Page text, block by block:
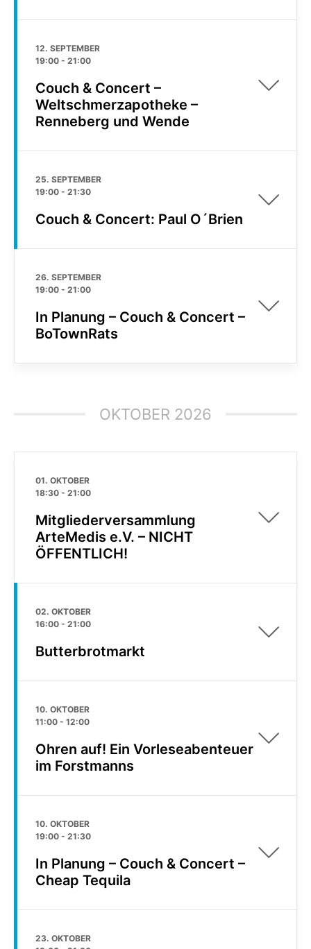
12. SEPTEMBER
19:00 - 21:00
Couch & Concert –
Weltschmerzapotheke –
Renneberg und Wende
25. SEPTEMBER
19:00 - 21:30
Couch & Concert: Paul O´Brien
26. SEPTEMBER
19:00 - 21:00
In Planung – Couch & Concert –
BoTownRats
OKTOBER 2026
01. OKTOBER
18:30 - 21:00
Mitgliederversammlung
ArteMedis e.V. – NICHT
ÖFFENTLICH!
02. OKTOBER
16:00 - 21:00
Butterbrotmarkt
10. OKTOBER
11:00 - 12:00
Ohren auf! Ein Vorleseabenteuer
im Forstmanns
10. OKTOBER
19:00 - 21:30
In Planung – Couch & Concert –
Cheap Tequila
23. OKTOBER